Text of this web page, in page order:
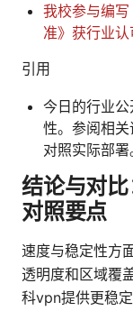
我校参与编
准》获行业认
引用
今日的行业
性。参阅相
对照实际部署
结论与对
对照要点
速度与稳定性方
透明度和区域覆
科vpn提供更稳